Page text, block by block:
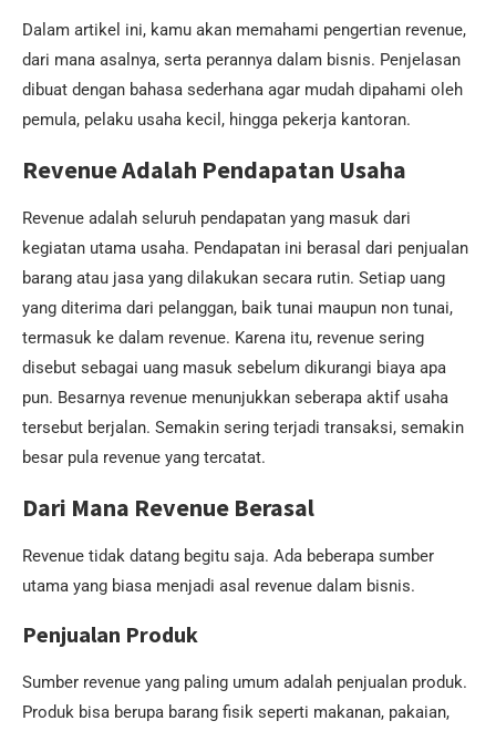
Dalam artikel ini, kamu akan memahami pengertian revenue,
dari mana asalnya, serta perannya dalam bisnis. Penjelasan
dibuat dengan bahasa sederhana agar mudah dipahami oleh
pemula, pelaku usaha kecil, hingga pekerja kantoran.
Revenue Adalah Pendapatan Usaha
Revenue adalah seluruh pendapatan yang masuk dari
kegiatan utama usaha. Pendapatan ini berasal dari penjualan
barang atau jasa yang dilakukan secara rutin. Setiap uang
yang diterima dari pelanggan, baik tunai maupun non tunai,
termasuk ke dalam revenue. Karena itu, revenue sering
disebut sebagai uang masuk sebelum dikurangi biaya apa
pun. Besarnya revenue menunjukkan seberapa aktif usaha
tersebut berjalan. Semakin sering terjadi transaksi, semakin
besar pula revenue yang tercatat.
Dari Mana Revenue Berasal
Revenue tidak datang begitu saja. Ada beberapa sumber
utama yang biasa menjadi asal revenue dalam bisnis.
Penjualan Produk
Sumber revenue yang paling umum adalah penjualan produk.
Produk bisa berupa barang fisik seperti makanan, pakaian,